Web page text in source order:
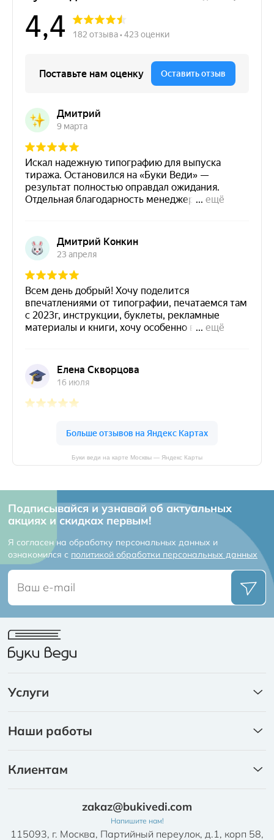
Буки веди на карте Москвы — Яндекс Карты
Подписывайся и узнавай об актуальных
акциях и скидках первым!
Я согласен на обработку персональных данных и
ознакомился с политикой обработки персональных данных
Услуги
Каталоги
Брошюры на скобе
Листовки/Буклеты
Наши работы
Клиентам
Требования к макетам и качеству продукции
Письмо о возврате ошибочной оплаты
zakaz@bukivedi.com
Напишите нам!
115093, г. Москва, Партийный переулок, д.1, корп 58,